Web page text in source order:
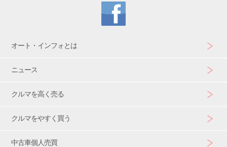
オート・インフォとは
ニュース
クルマを高く売る
クルマをやすく買う
中古車個人売買